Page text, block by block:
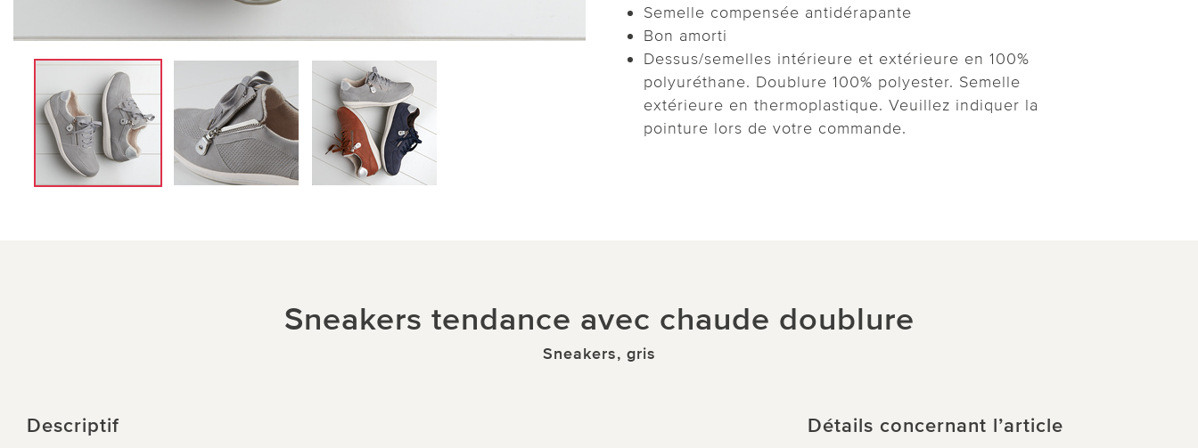
Semelle compensée antidérapante
Bon amorti
Dessus/semelles intérieure et extérieure en 100%
polyuréthane. Doublure 100% polyester. Semelle
extérieure en thermoplastique. Veuillez indiquer la
pointure lors de votre commande.
Sneakers tendance avec chaude doublure
Sneakers, gris
Descriptif Détails concernant l’article